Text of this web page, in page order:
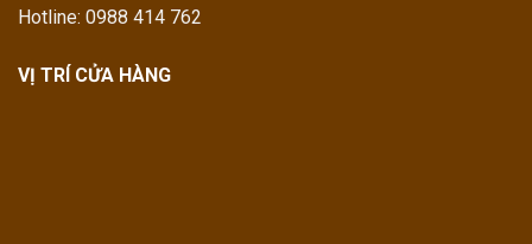
Hotline: 0988 414 762
VỊ TRÍ CỬA HÀNG